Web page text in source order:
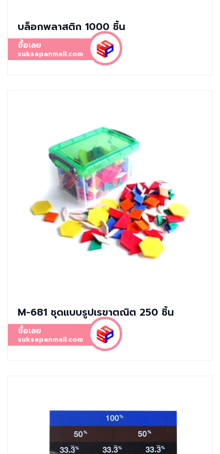
บล็อกพลาสติก 1000 ชิ้น
ซื้อเลย
suksapanmall.com
M-681 ชุดแบบรูปเรขาตณิต 250 ชิ้น
ซื้อเลย
suksapanmall.com